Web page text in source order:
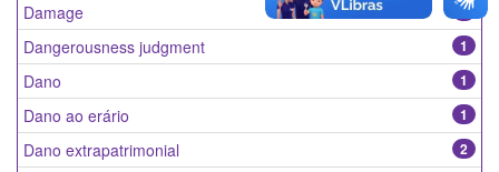
Damage 1
Dangerousness judgment 1
Dano 1
Dano ao erário 1
Dano extrapatrimonial 2